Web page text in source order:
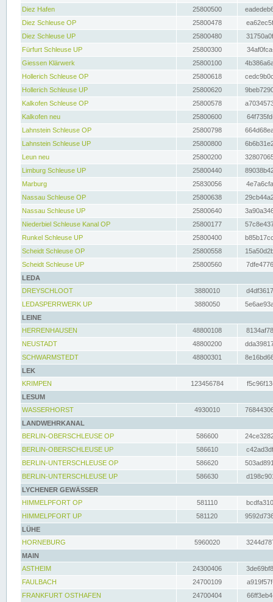
Diez Hafen
25800500
Diez Schleuse OP
25800478
Diez Schleuse UP
25800480
Fürfurt Schleuse UP
25800300
Giessen Klärwerk
25800100
Hollerich Schleuse OP
25800618
Hollerich Schleuse UP
25800620
Kalkofen Schleuse OP
25800578
Kalkofen neu
25800600
Lahnstein Schleuse OP
25800798
Lahnstein Schleuse UP
25800800
Leun neu
25800200
Limburg Schleuse UP
25800440
Marburg
25830056
Nassau Schleuse OP
25800638
Nassau Schleuse UP
25800640
Niederbiel Schleuse Kanal OP
25800177
Runkel Schleuse UP
25800400
Scheidt Schleuse OP
25800558
Scheidt Schleuse UP
25800560
LEDA
DREYSCHLOOT
3880010
LEDASPERRWERK UP
3880050
LEINE
HERRENHAUSEN
48800108
NEUSTADT
48800200
SCHWARMSTEDT
48800301
LEK
KRIMPEN
123456784
LESUM
WASSERHORST
4930010
LANDWEHRKANAL
BERLIN-OBERSCHLEUSE OP
586600
BERLIN-OBERSCHLEUSE UP
586610
BERLIN-UNTERSCHLEUSE OP
586620
BERLIN-UNTERSCHLEUSE UP
586630
LYCHENER GEWÄSSER
HIMMELPFORT OP
581110
HIMMELPFORT UP
581120
LÜHE
HORNEBURG
5960020
MAIN
ASTHEIM
24300406
FAULBACH
24700109
FRANKFURT OSTHAFEN
24700404